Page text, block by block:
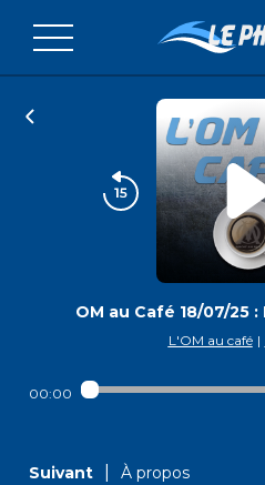
OM au Café 18/07/25
L'OM au café |
00:00
Suivant À propos